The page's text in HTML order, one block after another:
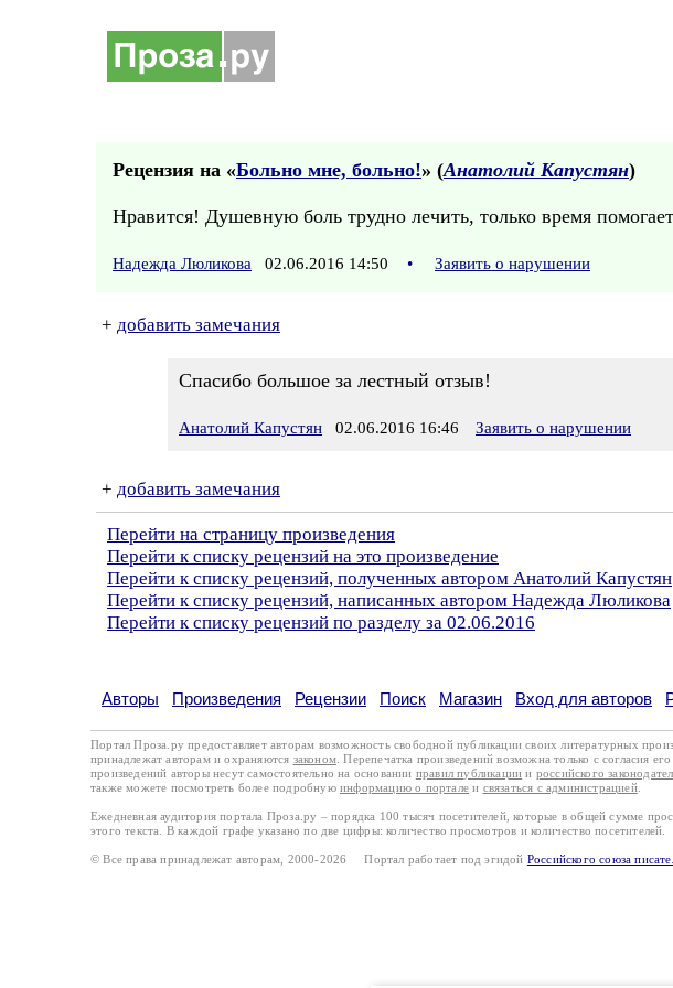
Рецензия на «Больно мне, больно!» (Анатолий Капустян)
Нравится! Душевную боль трудно лечить, только время
Надежда Люликова 02.06.2016 14:50 • Заявить о нарушении
+ добавить замечания
Спасибо большое за лестный отзыв!
Анатолий Капустян 02.06.2016 16:46 Заявить о нарушении
+ добавить замечания
Перейти на страницу произведения
Перейти к списку рецензий на это произведение
Перейти к списку рецензий, полученных автором Анатолий Капустян
Перейти к списку рецензий, написанных автором Надежда Люликова
Перейти к списку рецензий по разделу за 02.06.2016
Авторы Произведения Рецензии Поиск Магазин Вход для авторов
Портал Проза.ру предоставляет авторам возможность свободной публикации своих литературных
принадлежат авторам и охраняются законом . Перепечатка произведений возможна только с согласия
произведений авторы несут самостоятельно на основании правил публикации и российского
также можете посмотреть более подробную информацию о портале и связаться с администрацией.
Ежедневная аудитория портала Проза.ру – порядка 100 тысяч посетителей, которые в общей сумме
этого текста. В каждой графе указано по две цифры: количество просмотров и количество посетителей.
© Все права принадлежат авторам, 2000-2026 Портал работает под эгидой Российского союза